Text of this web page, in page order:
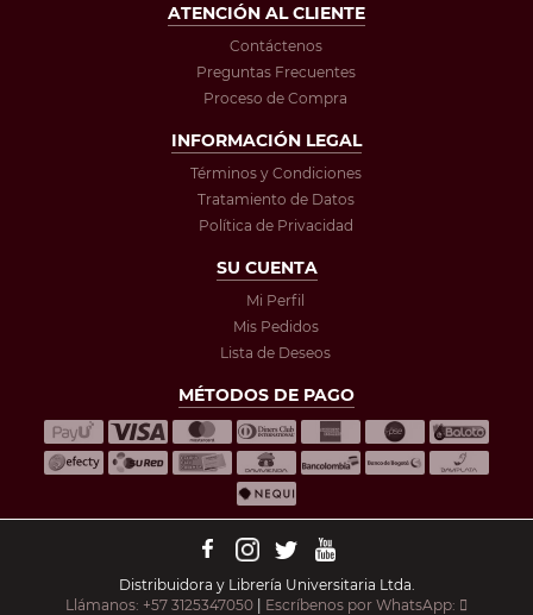
ATENCIÓN AL CLIENTE
Contáctenos
Preguntas Frecuentes
Proceso de Compra
INFORMACIÓN LEGAL
Términos y Condiciones
Tratamiento de Datos
Política de Privacidad
SU CUENTA
Mi Perfil
Mis Pedidos
Lista de Deseos
MÉTODOS DE PAGO
Distribuidora y Librería Universitaria Ltda.
Llámanos: +57 3125347050 | Escríbenos por WhatsApp: